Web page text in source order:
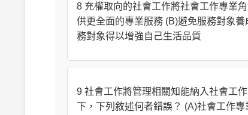
8 充權取向的社會工作將社會工作專業
供更全面的專業服務 (B)避免服務對象
務對象得以增強自己生活品質
9 社會工作將管理相關知能納入社會工
下，下列敘述何者錯誤？ (A)社會工作